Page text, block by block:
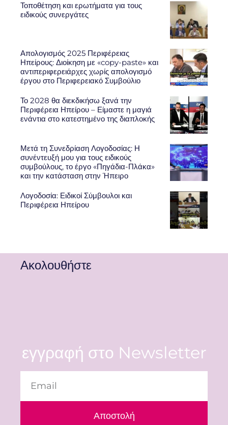
Τοποθέτηση και ερωτήματα για τους
ειδικούς συνεργάτες
Απολογισμός 2025 Περιφέρειας
Ηπείρους: Διοίκηση με «copy-paste» και
αντιπεριφερειάρχες χωρίς απολογισμό
έργου στο Περιφερειακό Συμβούλιο
Το 2028 θα διεκδικήσω ξανά την
Περιφέρεια Ηπείρου – Είμαστε η μαγιά
ενάντια στο κατεστημένο της διαπλοκής
Μετά τη Συνεδρίαση Λογοδοσίας: Η
συνέντευξή μου για τους ειδικούς
συμβούλους, το έργο «Πηγάδια-Πλάκα»
και την κατάσταση στην Ήπειρο
Λογοδοσία: Ειδικοί Σύμβουλοι και
Περιφέρεια Ηπείρου
Ακολουθήστε
εγγραφή στο Newsletter
Αποστολή